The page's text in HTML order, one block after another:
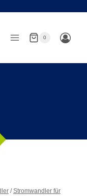
0
/ Stromwandler für